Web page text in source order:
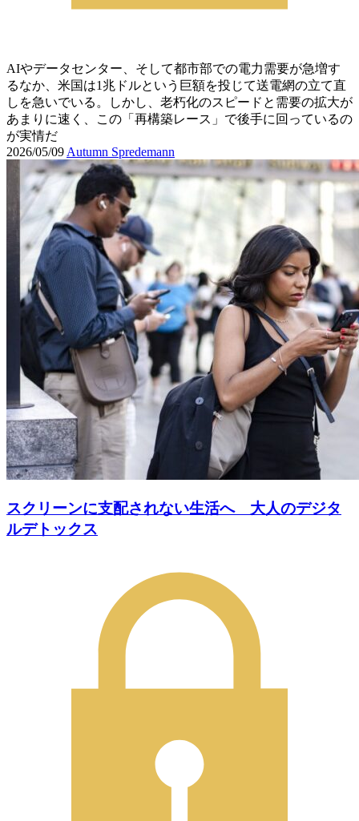
AIやデータセンター、そして都市部での電力需要が急増す
るなか、米国は1兆ドルという巨額を投じて送電網の立て直
しを急いでいる。しかし、老朽化のスピードと需要の拡大が
あまりに速く、この「再構築レース」で後手に回っているの
が実情だ
2026/05/09 Autumn Spredemann
スクリーンに支配されない生活へ 大人のデジタ
ルデトックス